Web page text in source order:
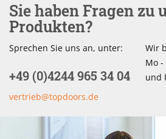
Sie haben Fragen zu
Produkten?
Sprechen Sie uns an, unter:
+49 (0)4244 965 34 04
vertrieb@topdoors.de
Wir
Mo -
und